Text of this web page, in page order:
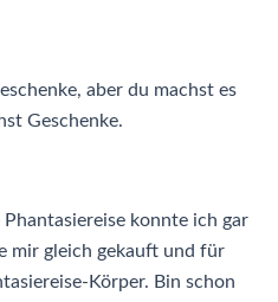
aber du machst es
Geschenke.
konnte ich gar
mir gleich gekauft und für
Körper. Bin schon